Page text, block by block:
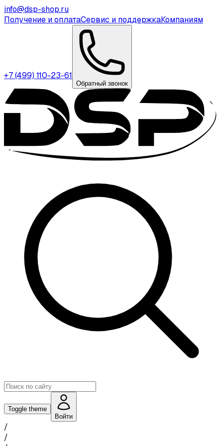
info@dsp-shop.ru
Получение и оплатаСервис и поддержкаКомпаниям
+7 (499) 110-23-61
Обратный звонок
Toggle theme
Войти
/
/